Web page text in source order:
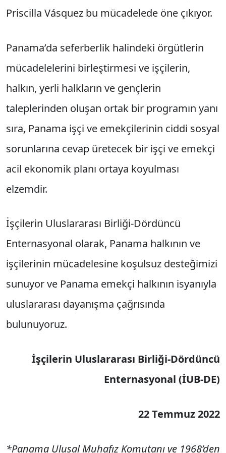
Priscilla Vásquez bu mücadelede öne çıkıyor.
Panama’da seferberlik halindeki örgütlerin
mücadelelerini birleştirmesi ve işçilerin,
halkın, yerli halkların ve gençlerin
taleplerinden oluşan ortak bir programın yanı
sıra, Panama işçi ve emekçilerinin ciddi sosyal
sorunlarına cevap üretecek bir işçi ve emekçi
acil ekonomik planı ortaya koyulması
elzemdir.
İşçilerin Uluslararası Birliği-Dördüncü
Enternasyonal olarak, Panama halkının ve
işçilerinin mücadelesine koşulsuz desteğimizi
sunuyor ve Panama emekçi halkının isyanıyla
uluslararası dayanışma çağrısında
bulunuyoruz.
İşçilerin Uluslararası Birliği-Dördüncü
Enternasyonal (İUB-DE)
22 Temmuz 2022
*Panama Ulusal Muhafız Komutanı ve 1968’den